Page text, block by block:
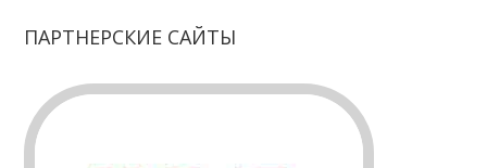
ПАРТНЕРСКИЕ САЙТЫ